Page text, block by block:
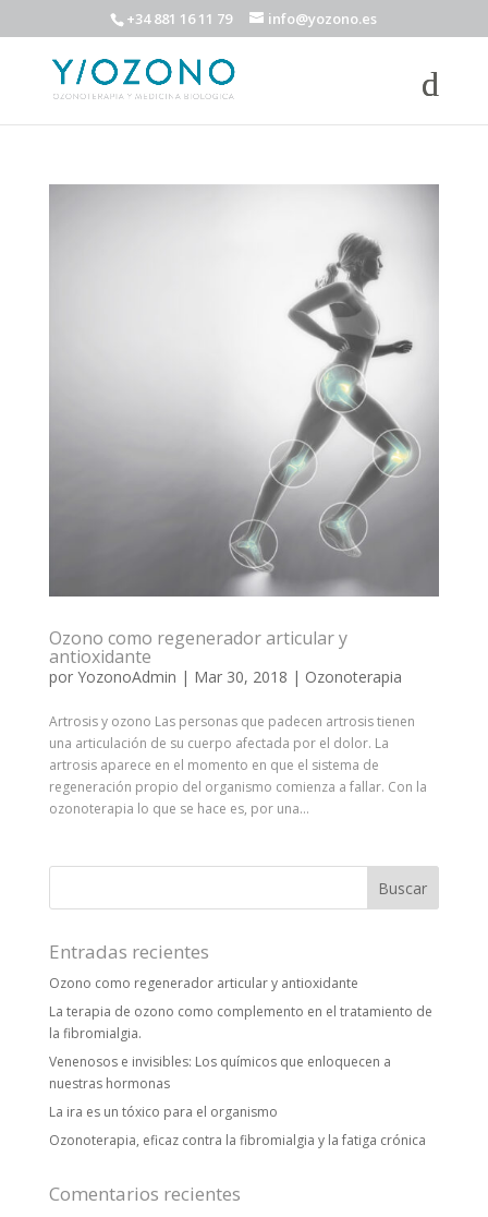
+34 881 16 11 79 info@yozono.es
Ozono como regenerador articular y
antioxidante
por YozonoAdmin | Mar 30, 2018 | Ozonoterapia
Artrosis y ozono Las personas que padecen artrosis tienen
una articulación de su cuerpo afectada por el dolor. La
artrosis aparece en el momento en que el sistema de
regeneración propio del organismo comienza a fallar. Con la
ozonoterapia lo que se hace es, por una...
Entradas recientes
Ozono como regenerador articular y antioxidante
La terapia de ozono como complemento en el tratamiento de
la fibromialgia.
Venenosos e invisibles: Los químicos que enloquecen a
nuestras hormonas
La ira es un tóxico para el organismo
Ozonoterapia, eficaz contra la fibromialgia y la fatiga crónica
Comentarios recientes